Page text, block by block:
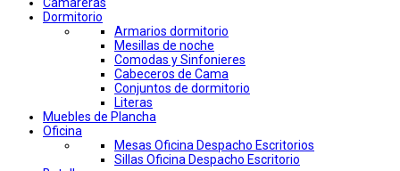
Camareras
Dormitorio
Armarios dormitorio
Mesillas de noche
Comodas y Sinfonieres
Cabeceros de Cama
Conjuntos de dormitorio
Literas
Muebles de Plancha
Oficina
Mesas Oficina Despacho Escritorios
Sillas Oficina Despacho Escritorio